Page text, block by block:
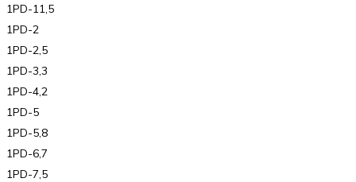
1PD-11,5
1PD-2
1PD-2,5
1PD-3,3
1PD-4,2
1PD-5
1PD-5,8
1PD-6,7
1PD-7,5